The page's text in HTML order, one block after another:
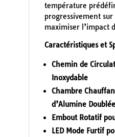
température
progressivement
maximiser l’impact
Caractéristiques et
Chemin de
Inoxydable
Chambre
d’Alumine
Embout Rotatif
LED Mode Furtif